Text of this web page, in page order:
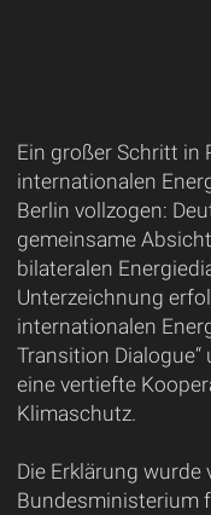
Ein großer Schritt in
internationalen
Berlin vollzogen:
gemeinsame
bilateralen
Unterzeichnung
internationalen
Transition
eine vertiefte
Klimaschutz.
Die Erklärung wurde
Bundesministerium